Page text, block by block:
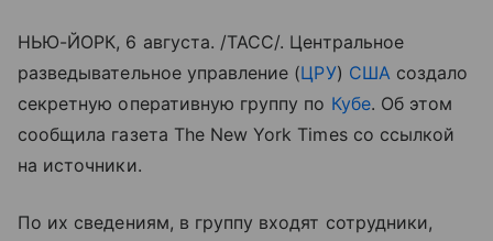
НЬЮ-ЙОРК, 6 августа. /ТАСС/. Центральное
разведывательное управление (ЦРУ) СШАсоздало
секретную оперативную группу по Кубе. Об этом
сообщила газета The New York Times со ссылкой
на источники.
По их сведениям, в группу входят сотрудники,